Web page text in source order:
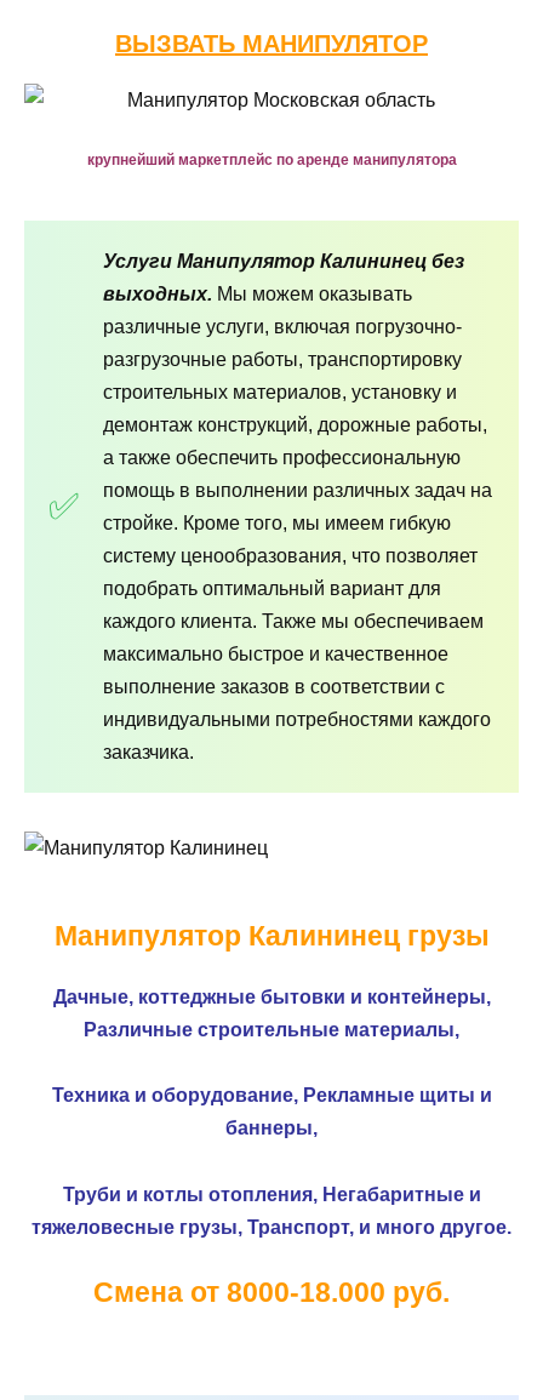
ВЫЗВАТЬ МАНИПУЛЯТОР
крупнейший маркетплейс по аренде манипулятора
Услуги Манипулятор Калининец без
выходных. Мы можем оказывать
различные услуги, включая погрузочно-
разгрузочные работы, транспортировку
строительных материалов, установку и
демонтаж конструкций, дорожные работы,
а также обеспечить профессиональную
помощь в выполнении различных задач на
стройке. Кроме того, мы имеем гибкую
систему ценообразования, что позволяет
подобрать оптимальный вариант для
каждого клиента. Также мы обеспечиваем
максимально быстрое и качественное
выполнение заказов в соответствии с
индивидуальными потребностями каждого
заказчика.
Манипулятор Калининец грузы
Дачные, коттеджные бытовки и контейнеры,
Различные строительные материалы,
Техника и оборудование, Рекламные щиты и
баннеры,
Труби и котлы отопления, Негабаритные и
тяжеловесные грузы, Транспорт, и много другое.
Смена от 8000-18.000 руб.